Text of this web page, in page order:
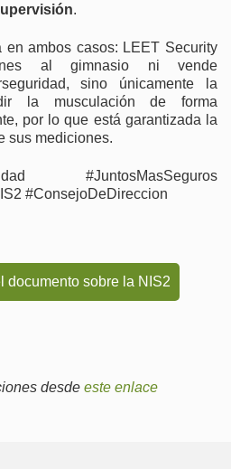
.
ambos casos: LEET Security
al gimnasio ni vende
sino únicamente la
la musculación de forma
por lo que está garantizada la
sus mediciones.
#JuntosMasSeguros
#ConsejoDeDireccion
documento sobre la NIS2
desde este enlace